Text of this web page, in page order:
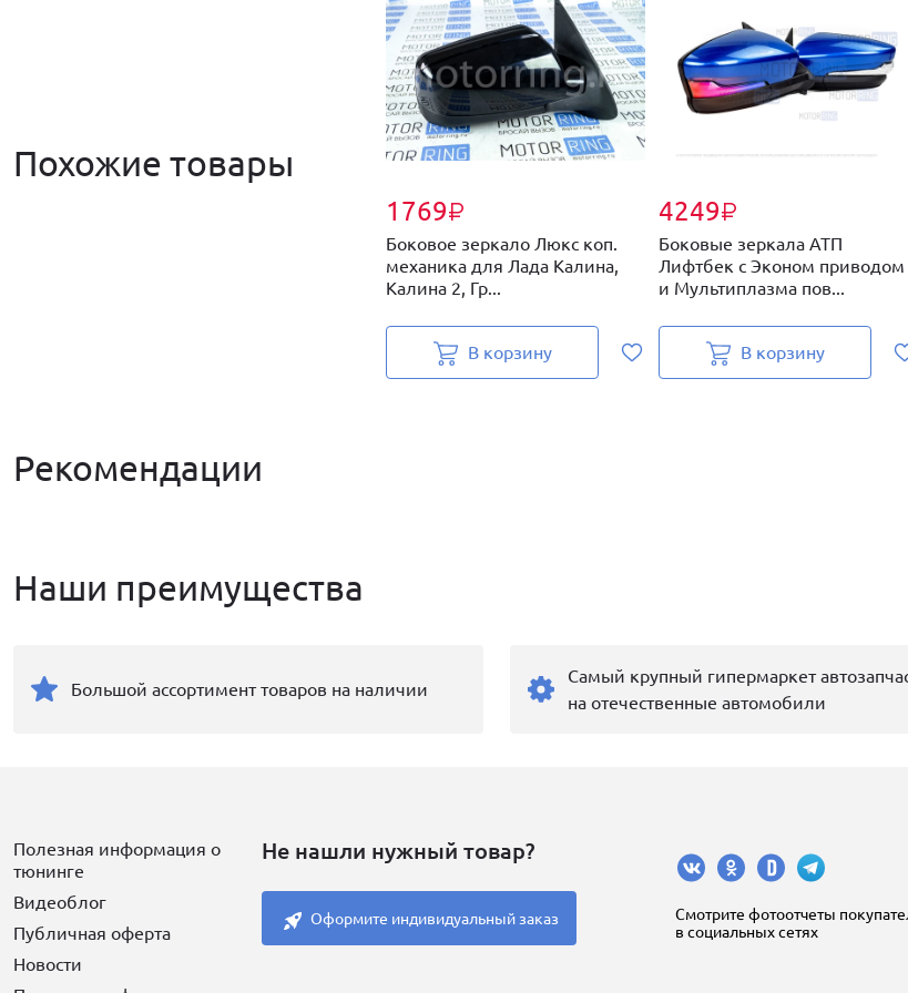
Похожие товары
1769₽
Боковое зеркало Люкс коп.
механика для Лада Калина,
Калина 2, Гр...
В корзину
4249₽
Боковые зеркала АТП
Лифтбек с Эконом приводом
и Мультиплазма пов...
В корзину
Рекомендации
Наши преимущества
Большой ассортимент товаров на наличии
Самый крупный гипермаркет
на отечественные автомобили
Полезная информация о
тюнинге
Видеоблог
Публичная оферта
Новости
Не нашли нужный товар?
Оформите индивидуальный заказ
Cмотрите фотоотчеты
в социальных сетях